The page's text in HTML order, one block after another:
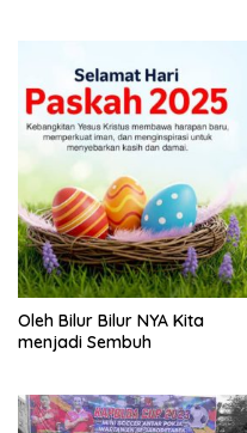
Oleh Bilur Bilur NYA Kita
menjadi Sembuh